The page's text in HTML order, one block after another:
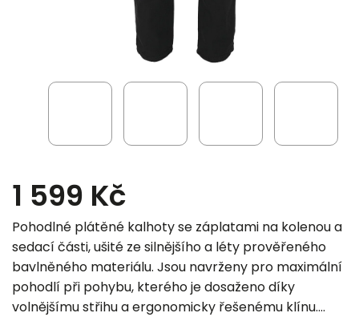
1 599 Kč
Pohodlné plátěné kalhoty se záplatami na kolenou a
sedací části, ušité ze silnějšího a léty prověřeného
bavlněného materiálu. Jsou navrženy pro maximální
pohodlí při pohybu, kterého je dosaženo díky
volnějšímu střihu a ergonomicky řešenému klínu.